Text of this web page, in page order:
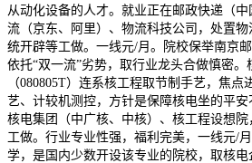
从动化设备的人才。就业正在邮政快递（
流（京东、阿里）、物流科技公司，处置
统开辟等工做。一线元/月。院校保举南京
依托“双一流”劣势，取行业龙头合做慎密
（080805T）连系核工程取节制手艺，焦
艺、计较机测控，方针是保障核电坐的平
核电集团（中广核、中核）、核工程设想
工做。行业专业性强，福利完美，一线元/
学，是国内少数开设该专业的院校，取核